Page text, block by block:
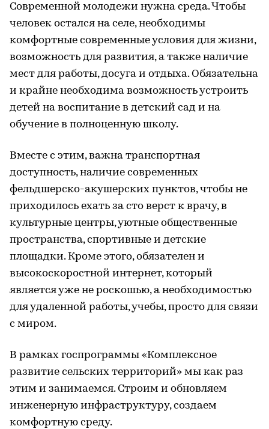
Современной молодежи нужна среда. Чтобы
человек остался на селе, необходимы
комфортные современные условия для жизни,
возможность для развития, а также наличие
мест для работы, досуга и отдыха. Обязательна
и крайне необходима возможность устроить
детей на воспитание в детский сад и на
обучение в полноценную школу.
Вместе с этим, важна транспортная
доступность, наличие современных
фельдшерско-акушерских пунктов, чтобы не
приходилось ехать за сто верст к врачу, в
культурные центры, уютные общественные
пространства, спортивные и детские
площадки. Кроме этого, обязателен и
высокоскоростной интернет, который
является уже не роскошью, а необходимостью
для удаленной работы, учебы, просто для связи
с миром.
В рамках госпрограммы «Комплексное
развитие сельских территорий» мы как раз
этим и занимаемся. Строим и обновляем
инженерную инфраструктуру, создаем
комфортную среду.